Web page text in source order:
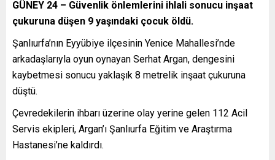
GÜNEY 24 – Güvenlik önlemlerini ihlali sonucu inşaat
çukuruna düşen 9 yaşındaki çocuk öldü.
Şanlıurfa’nın Eyyübiye ilçesinin Yenice Mahallesi’nde
arkadaşlarıyla oyun oynayan Serhat Argan, dengesini
kaybetmesi sonucu yaklaşık 8 metrelik inşaat çukuruna
düştü.
Çevredekilerin ihbarı üzerine olay yerine gelen 112 Acil
Servis ekipleri, Argan’ı Şanlıurfa Eğitim ve Araştırma
Hastanesi’ne kaldırdı.